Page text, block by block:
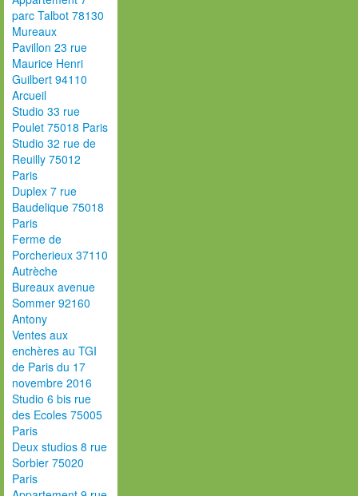
parc Talbot 78130
Mureaux
Pavillon 23 rue
Maurice Henri
Guilbert 94110
Arcueil
Studio 33 rue
Poulet 75018 Paris
Studio 32 rue de
Reuilly 75012
Paris
Duplex 7 rue
Baudelique 75018
Paris
Ferme de
Porcherieux 37110
Autrèche
Bureaux avenue
Sommer 92160
Antony
Ventes aux
enchères au TGI
de Paris du 17
novembre 2016
Studio 6 bis rue
des Ecoles 75005
Paris
Deux studios 8 rue
Sorbier 75020
Paris